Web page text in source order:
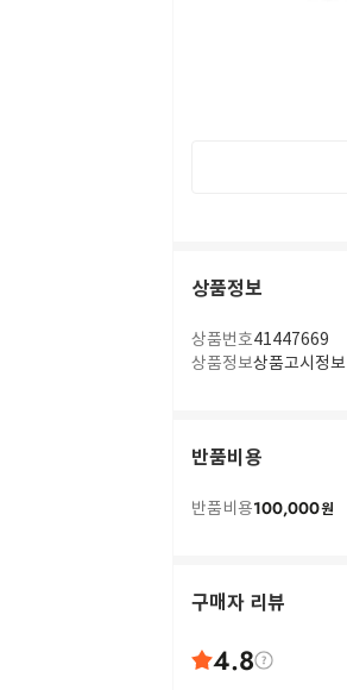
상품정보
상품번호41447669
상품정보상품고시정
반품비용
반품비용100,000원
구매자 리뷰
4.8